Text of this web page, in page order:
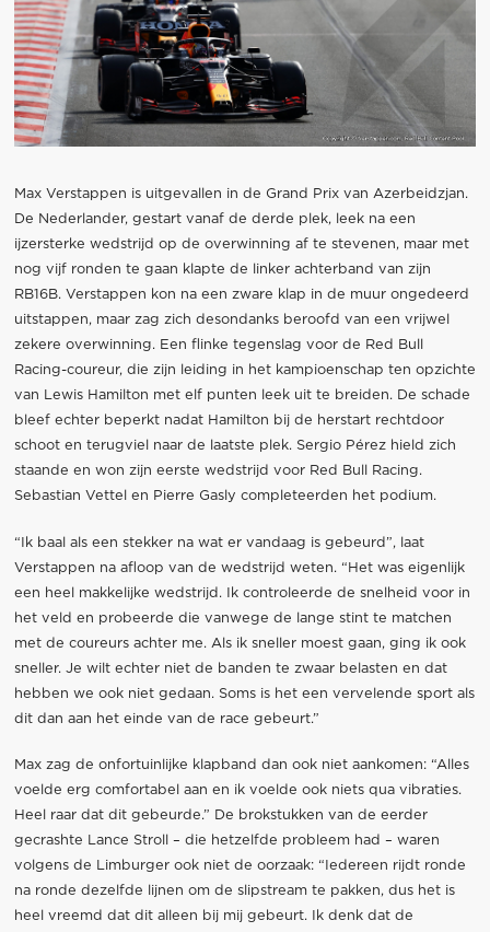
Max Verstappen is uitgevallen in de Grand Prix van Azerbeidzjan.
De Nederlander, gestart vanaf de derde plek, leek na een
ijzersterke wedstrijd op de overwinning af te stevenen, maar met
nog vijf ronden te gaan klapte de linker achterband van zijn
RB16B. Verstappen kon na een zware klap in de muur ongedeerd
uitstappen, maar zag zich desondanks beroofd van een vrijwel
zekere overwinning. Een flinke tegenslag voor de Red Bull
Racing-coureur, die zijn leiding in het kampioenschap ten opzichte
van Lewis Hamilton met elf punten leek uit te breiden. De schade
bleef echter beperkt nadat Hamilton bij de herstart rechtdoor
schoot en terugviel naar de laatste plek. Sergio Pérez hield zich
staande en won zijn eerste wedstrijd voor Red Bull Racing.
Sebastian Vettel en Pierre Gasly completeerden het podium.
“Ik baal als een stekker na wat er vandaag is gebeurd”, laat
Verstappen na afloop van de wedstrijd weten. “Het was eigenlijk
een heel makkelijke wedstrijd. Ik controleerde de snelheid voor in
het veld en probeerde die vanwege de lange stint te matchen
met de coureurs achter me. Als ik sneller moest gaan, ging ik ook
sneller. Je wilt echter niet de banden te zwaar belasten en dat
hebben we ook niet gedaan. Soms is het een vervelende sport als
dit dan aan het einde van de race gebeurt.”
Max zag de onfortuinlijke klapband dan ook niet aankomen: “Alles
voelde erg comfortabel aan en ik voelde ook niets qua vibraties.
Heel raar dat dit gebeurde.” De brokstukken van de eerder
gecrashte Lance Stroll – die hetzelfde probleem had – waren
volgens de Limburger ook niet de oorzaak: “Iedereen rijdt ronde
na ronde dezelfde lijnen om de slipstream te pakken, dus het is
heel vreemd dat dit alleen bij mij gebeurt. Ik denk dat de